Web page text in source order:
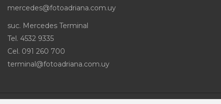
mercedes@fotoadriana.com.uy
suc. Mercedes Terminal
Tel. 4532 9335
Cel. 091 260 700
terminal@fotoadriana.com.uy